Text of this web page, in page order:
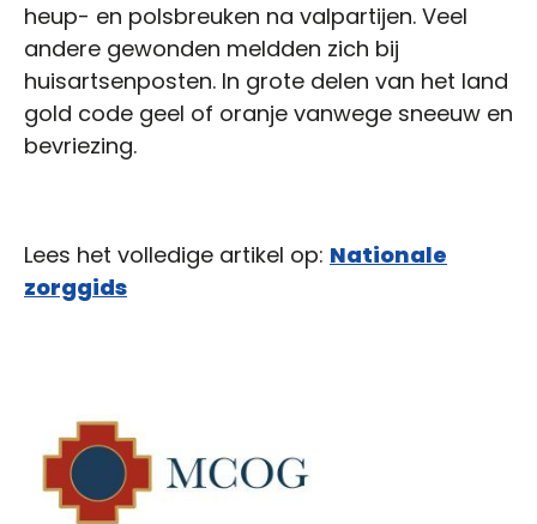
heup- en polsbreuken na valpartijen. Veel
andere gewonden meldden zich bij
huisartsenposten. In grote delen van het land
gold code geel of oranje vanwege sneeuw en
bevriezing.
Lees het volledige artikel op: Nationale
zorggids